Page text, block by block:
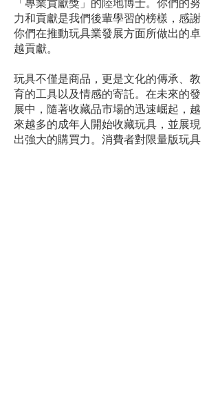
「專業貢獻獎」的陸地博士。你們的努
力和貢獻是我們後輩學習的榜樣，感謝
你們在推動玩具業發展方面所做出的卓
越貢獻。
玩具不僅是商品，更是文化的傳承、教
育的工具以及情感的寄託。在未來的發
展中，隨著收藏品市場的迅速崛起，越
來越多的成年人開始收藏玩具，並展現
出強大的購買力。消費者對限量版玩具